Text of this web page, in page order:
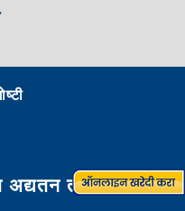
अद्यतन तारीख